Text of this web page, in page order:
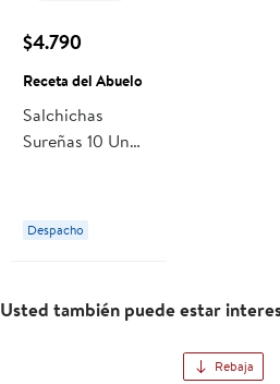
$4.790
Receta del Abuelo
Salchichas
Sureñas 10 Un
Despacho
Usted también puede estar
Rebaja